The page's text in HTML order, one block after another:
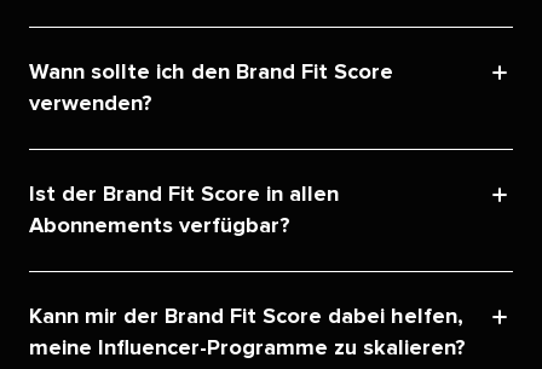
Wann sollte ich den Brand Fit Score
verwenden?​​
Ist der Brand Fit Score in allen
Abonnements verfügbar?​​
Kann mir der Brand Fit Score dabei helfen,
meine Influencer-Programme zu skalieren?​​